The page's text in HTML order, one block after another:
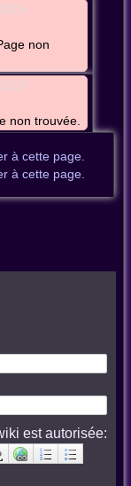
non
non trouvée.
à cette page.
à cette page.
est autorisée: